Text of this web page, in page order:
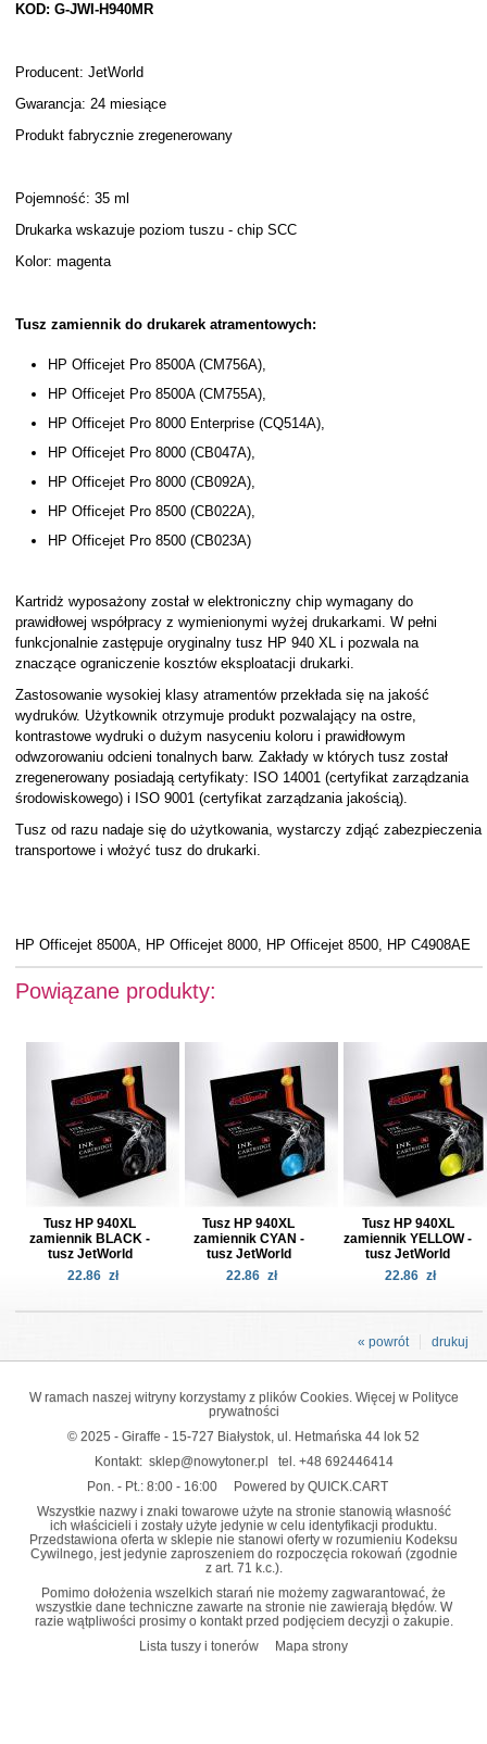
KOD: G-JWI-H940MR
Producent: JetWorld
Gwarancja: 24 miesiące
Produkt fabrycznie zregenerowany
Pojemność: 35 ml
Drukarka wskazuje poziom tuszu - chip SCC
Kolor: magenta
Tusz zamiennik do drukarek atramentowych:
HP Officejet Pro 8500A (CM756A),
HP Officejet Pro 8500A (CM755A),
HP Officejet Pro 8000 Enterprise (CQ514A),
HP Officejet Pro 8000 (CB047A),
HP Officejet Pro 8000 (CB092A),
HP Officejet Pro 8500 (CB022A),
HP Officejet Pro 8500 (CB023A)
Kartridż wyposażony został w elektroniczny chip wymagany do
prawidłowej współpracy z wymienionymi wyżej drukarkami. W pełni
funkcjonalnie zastępuje oryginalny tusz HP 940 XL i pozwala na
znaczące ograniczenie kosztów eksploatacji drukarki.
Zastosowanie wysokiej klasy atramentów przekłada się na jakość
wydruków. Użytkownik otrzymuje produkt pozwalający na ostre,
kontrastowe wydruki o dużym nasyceniu koloru i prawidłowym
odwzorowaniu odcieni tonalnych barw. Zakłady w których tusz został
zregenerowany posiadają certyfikaty: ISO 14001 (certyfikat zarządzania
środowiskowego) i ISO 9001 (certyfikat zarządzania jakością).
Tusz od razu nadaje się do użytkowania, wystarczy zdjąć zabezpieczenia
transportowe i włożyć tusz do drukarki.
HP Officejet 8500A, HP Officejet 8000, HP Officejet 8500, HP C4908AE
Powiązane produkty:
Tusz HP 940XL
zamiennik BLACK -
tusz JetWorld
22.86 zł
Tusz HP 940XL
zamiennik CYAN -
tusz JetWorld
22.86 zł
Tusz HP 940XL
zamiennik YELLOW -
tusz JetWorld
22.86 zł
drukuj
« powrót
W ramach naszej witryny korzystamy z plików Cookies. Więcej w Polityce
prywatności
© 2025 - Giraffe - 15-727 Białystok, ul. Hetmańska 44 lok 52
Kontakt: sklep@nowytoner.pl tel. +48 692446414
Pon. - Pt.: 8:00 - 16:00
Powered by QUICK.CART
Wszystkie nazwy i znaki towarowe użyte na stronie stanowią własność
ich właścicieli i zostały użyte jedynie w celu identyfikacji produktu.
Przedstawiona oferta w sklepie nie stanowi oferty w rozumieniu Kodeksu
Cywilnego, jest jedynie zaproszeniem do rozpoczęcia rokowań (zgodnie
z art. 71 k.c.).
Pomimo dołożenia wszelkich starań nie możemy zagwarantować, że
wszystkie dane techniczne zawarte na stronie nie zawierają błędów. W
razie wątpliwości prosimy o kontakt przed podjęciem decyzji o zakupie.
Lista tuszy i tonerów
Mapa strony